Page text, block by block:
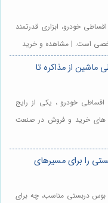
خودرو، ابزاری قدرتمند
است. | مشاهده و خرید
ماشین از مذاکره تا
خودرو ، یکی از رایج
های خرید و فروش در صنعت
را برای مسیرهای
دربستی مناسب، چه برای